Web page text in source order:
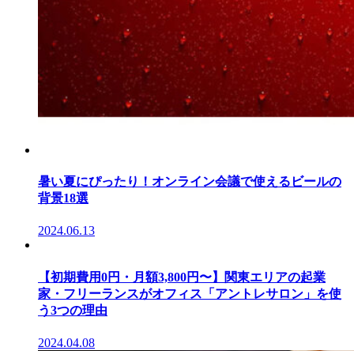
暑い夏にぴったり！オンライン会議で使えるビールの
背景18選
2024.06.13
【初期費用0円・月額3,800円〜】関東エリアの起業
家・フリーランスがオフィス「アントレサロン」を使
う3つの理由
2024.04.08